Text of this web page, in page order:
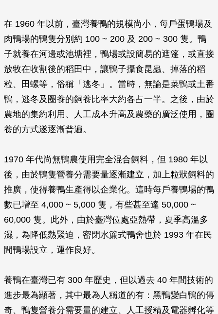
在 1960 年以前，臺灣養鴨的規模尚小，每戶蛋鴨場及
肉鴨場的鴨隻分別約 100 ~ 200 及 200 ~ 300 隻。鴨
子就養在河邊或池塘裡，鴨場或設簡易的遮篷，或直接
放牧在收割後的稻田中，讓鴨子攝食昆蟲、掉落的稻
粒、田螺等，俗稱「逃冬」。當時，無論是菜鴨或土番
鴨，逃冬及圈養的飼養比率大約各占一半。之後，由於
農地的集約利用、人工成本升高及農藥的廣泛使用，圈
養的方式遂逐漸普遍。
1970 年代尚無鴨農使用完全混合飼料，但 1980 年以
後，由於鴨隻營養分需要量逐漸建立，加上粒狀飼料的
推廣，使得養鴨生產得以企業化。這時每戶養鴨場的鴨
數已增至 4,000 ~ 5,000 隻，有些甚至達 50,000 ~
60,000 隻。此外，由於臺灣位處亞熱帶，夏季高溫多
濕，為降低熱緊迫，密閉水簾式鴨舍也於 1993 年在民
間鴨場設立，運作良好。
養鴨在臺灣已有 300 年歷史，但以過去 40 年間技術的
進步最為顯著，其中最為人稱道的有：黑鴨變白鴨的傳
奇、鴨隻營養分需要量的建立、人工授精及電器孵化等